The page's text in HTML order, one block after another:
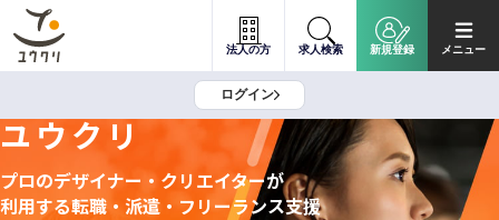
法人の方 求人検索 新規登録 メニュー
ログイン
ユウクリ
プロのデザイナー・クリエイターが
利用する転職・派遣・フリーランス支援